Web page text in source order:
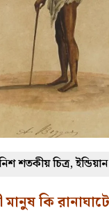
শতকীয় চিত্র,
কি